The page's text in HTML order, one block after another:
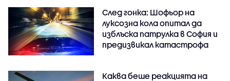
След гонка: Шофьор на
луксозна кола опитал да
изблъска патрулка в София и
предизвикал катастрофа
Каква беше реакцията на